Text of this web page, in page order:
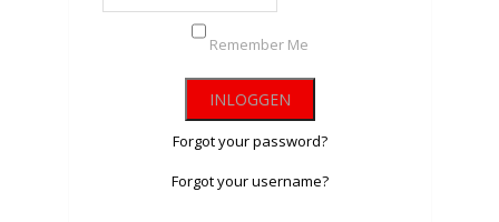
Remember Me
Forgot your password?
Forgot your username?